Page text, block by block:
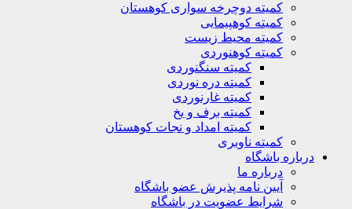
کمیته دوچرخه سواری کوهستان
کمیته کوهپیمایی
کمیته محیط زیست
کمیته کوهنوردی
کمیته سنگنوردی
کمیته دره نوردی
کمیته غارنوردی
کمیته برف و یخ
کمیته امداد و نجات کوهستان
کمیته ناوبری
باشگاه
درباره ما
آیین نامه پذیرش عضو باشگاه
شرایط عضویت در باشگاه